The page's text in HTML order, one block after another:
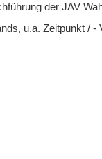
der JAV
u.a. Zeitpunkt / -